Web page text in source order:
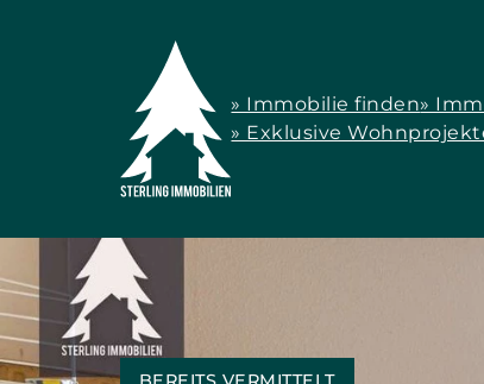
» Immobilie finden»
» Exklusive